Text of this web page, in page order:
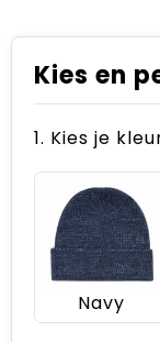
Kies en
1. Kies je
Navy